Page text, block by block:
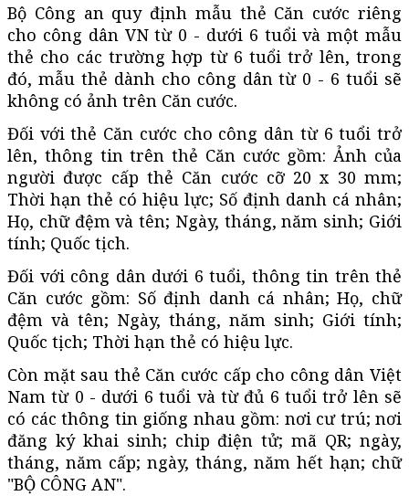
Bộ Công an quy định mẫu thẻ Căn cước riêng
cho công dân VN từ 0 - dưới 6 tuổi và một mẫu
thẻ cho các trường hợp từ 6 tuổi trở lên, trong
đó, mẫu thẻ dành cho công dân từ 0 - 6 tuổi sẽ
không có ảnh trên Căn cước.
Đối với thẻ Căn cước cho công dân từ 6 tuổi trở
lên, thông tin trên thẻ Căn cước gồm: Ảnh của
người được cấp thẻ Căn cước cỡ 20 x 30 mm;
Thời hạn thẻ có hiệu lực; Số định danh cá nhân;
Họ, chữ đệm và tên; Ngày, tháng, năm sinh; Giới
tính; Quốc tịch.
Đối với công dân dưới 6 tuổi, thông tin trên thẻ
Căn cước gồm: Số định danh cá nhân; Họ, chữ
đệm và tên; Ngày, tháng, năm sinh; Giới tính;
Quốc tịch; Thời hạn thẻ có hiệu lực.
Còn mặt sau thẻ Căn cước cấp cho công dân Việt
Nam từ 0 - dưới 6 tuổi và từ đủ 6 tuổi trở lên sẽ
có các thông tin giống nhau gồm: nơi cư trú; nơi
đăng ký khai sinh; chip điện tử; mã QR; ngày,
tháng, năm cấp; ngày, tháng, năm hết hạn; chữ
"BỘ CÔNG AN".